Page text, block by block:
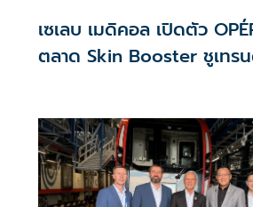
เซเลบ เมดิคอล เปิดตัว
ตลาด Skin Booster ชูเทร